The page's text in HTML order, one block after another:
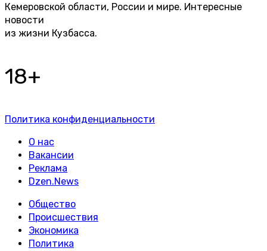
Кемеровской области, России и мире. Интересные
новости
из жизни Кузбасса.
18+
Политика конфиденциальности
О нас
Вакансии
Реклама
Dzen.News
Общество
Происшествия
Экономика
Политика